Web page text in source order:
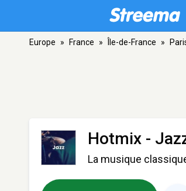
Europe » France » Île-de-France »
Hotmix -
La musique